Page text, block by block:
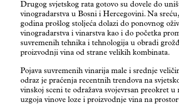
Drugog svjetskog rata gotovo su dovele do
vinogradarstva u Bosni i Hercegovini. Na
godina prošlog stoljeća dolazi do ponovnog
vinogradarstva i vinarstva kao i do početka
suvremenih tehnika i tehnologija u obradi
proizvodnji vina od strane velikih kombinata.
Pojava suvremenih vinarija male i srednje
odraz je praćenja recentnih trendova na
vinskoj sceni te odražava svojevrsan preokret u
uzgoja vinove loze i proizvodnje vina na